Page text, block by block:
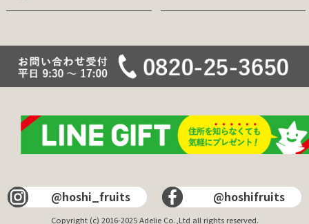
@hoshi_fruits @hoshifruits
Copyright (c) 2016-2025 Adelie Co.,Ltd all rights reserved.